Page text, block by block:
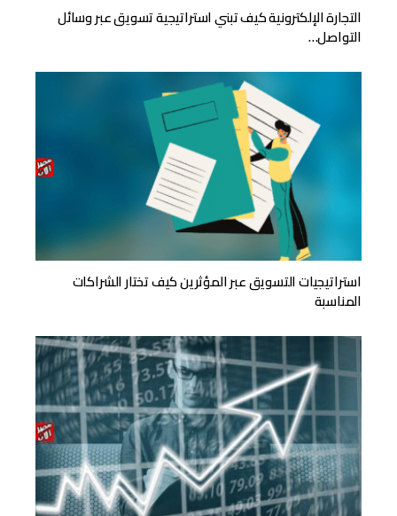
التجارة الإلكترونية كيف تبني استراتيجية تسويق عبر وسائل
التواصل…
استراتيجيات التسويق عبر المؤثرين كيف تختار الشراكات
المناسبة